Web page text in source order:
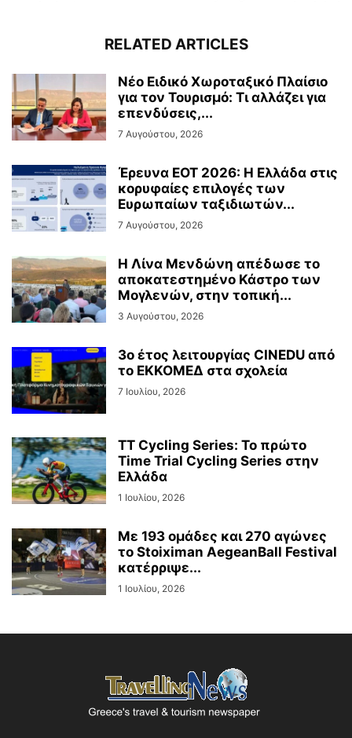
RELATED ARTICLES
Νέο Ειδικό Χωροταξικό Πλαίσιο
για τον Τουρισμό: Τι αλλάζει για
επενδύσεις,...
7 Αυγούστου, 2026
Έρευνα ΕΟΤ 2026: Η Ελλάδα στις
κορυφαίες επιλογές των
Ευρωπαίων ταξιδιωτών...
7 Αυγούστου, 2026
Η Λίνα Μενδώνη απέδωσε το
αποκατεστημένο Κάστρο των
Μογλενών, στην τοπική...
3 Αυγούστου, 2026
3ο έτος λειτουργίας CINEDU από
το ΕΚΚΟΜΕΔ στα σχολεία
7 Ιουλίου, 2026
TT Cycling Series: Το πρώτο
Time Trial Cycling Series στην
Ελλάδα
1 Ιουλίου, 2026
Με 193 ομάδες και 270 αγώνες
το Stoiximan AegeanBall Festival
κατέρριψε...
1 Ιουλίου, 2026